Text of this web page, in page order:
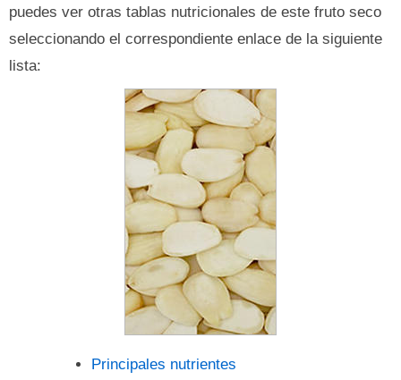
puedes ver otras tablas nutricionales de este fruto seco
seleccionando el correspondiente enlace de la siguiente
lista:
Principales nutrientes